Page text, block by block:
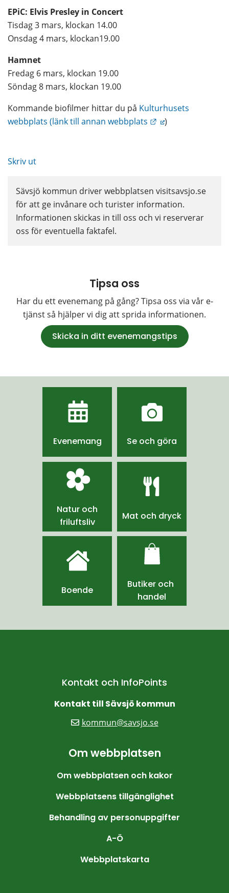
EPiC: Elvis Presley in Concert
Tisdag 3 mars, klockan 14.00
Onsdag 4 mars, klockan19.00
Hamnet
Fredag 6 mars, klockan 19.00
Söndag 8 mars, klockan 19.00
Kommande biofilmer hittar du på Kulturhusets
webbplats (länk till annan webbplats
Länk till annan
)
Skriv ut
Sävsjö kommun driver webbplatsen visitsavsjo.se
för att ge invånare och turister information.
Informationen skickas in till oss och vi reserverar
oss för eventuella faktafel.
Tipsa oss
Har du ett evenemang på gång? Tipsa oss via vår e-
tjänst så hjälper vi dig att sprida informationen.
Skicka in ditt evenemangstips
Evenemang Se och göra
Natur och
friluftsliv
Mat och dryck
Boende
Butiker och
handel
Kontakt och InfoPoints
Kontakt till Sävsjö kommun
kommun@savsjo.se
Om webbplatsen
Om webbplatsen och kakor
Webbplatsens tillgänglighet
Behandling av personuppgifter
A-Ö
Webbplatskarta